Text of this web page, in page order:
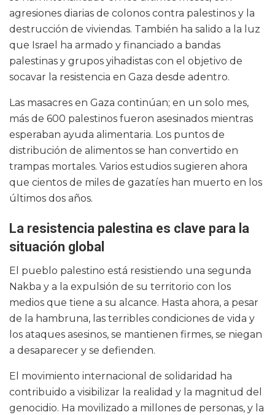
agresiones diarias de colonos contra palestinos y la
destrucción de viviendas. También ha salido a la luz
que Israel ha armado y financiado a bandas
palestinas y grupos yihadistas con el objetivo de
socavar la resistencia en Gaza desde adentro.
Las masacres en Gaza continúan; en un solo mes,
más de 600 palestinos fueron asesinados mientras
esperaban ayuda alimentaria. Los puntos de
distribución de alimentos se han convertido en
trampas mortales. Varios estudios sugieren ahora
que cientos de miles de gazatíes han muerto en los
últimos dos años.
La resistencia palestina es clave para la
situación global
El pueblo palestino está resistiendo una segunda
Nakba y a la expulsión de su territorio con los
medios que tiene a su alcance. Hasta ahora, a pesar
de la hambruna, las terribles condiciones de vida y
los ataques asesinos, se mantienen firmes, se niegan
a desaparecer y se defienden.
El movimiento internacional de solidaridad ha
contribuido a visibilizar la realidad y la magnitud del
genocidio. Ha movilizado a millones de personas, y la